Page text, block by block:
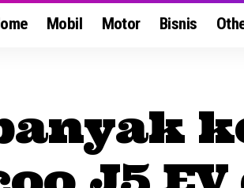
Mobil Motor Bisnis